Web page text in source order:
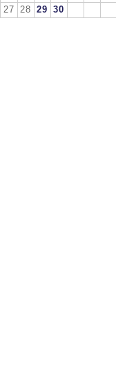
27
28 29 30